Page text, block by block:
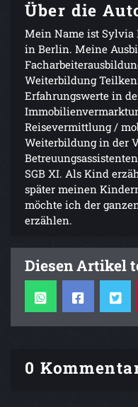
Über die
Mein Name ist Sylvia
in Berlin. Meine
Weiterbildung
Erfahrungswerte in
Reisevermittlung /
Weiterbildung in der
SGB XI. Als Kind
später meinen
möchte ich der
erzählen.
Diesen Artikel
0